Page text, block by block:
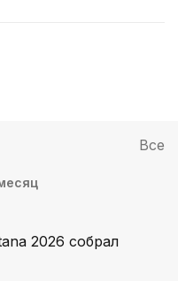
Все
2026 собрал